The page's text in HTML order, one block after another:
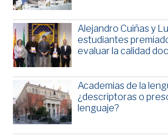
Alejandro Cuiñas y
estudiantes
evaluar la calidad
Academias de la
¿descriptoras o
lenguaje?